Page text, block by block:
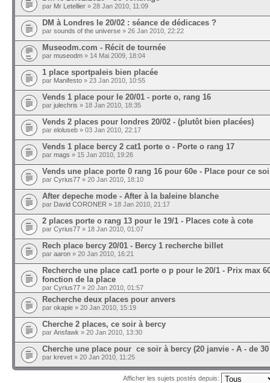
par Mr Letellier » 28 Jan 2010, 11:09
DM à Londres le 20/02 : séance de dédicaces ?
par sounds of the universe » 26 Jan 2010, 22:22
Museodm.com - Récit de tournée
par museodm » 14 Mai 2009, 18:04
1 place sportpaleis bien placée
par Manifesto » 23 Jan 2010, 10:55
Vends 1 place pour le 20/01 - porte o, rang 16
par julechris » 18 Jan 2010, 18:35
Vends 2 places pour londres 20/02 - (plutôt bien placées)
par eloluseb » 03 Jan 2010, 22:17
Vends 1 place bercy 2 cat1 porte o - Porte o rang 17
par mags » 15 Jan 2010, 19:26
Vends une place porte 0 rang 16 pour 60e - Place pour ce
par Cyrius77 » 20 Jan 2010, 18:10
After depeche mode - After à la baleine blanche
par David CORONER » 18 Jan 2010, 21:17
2 places porte o rang 13 pour le 19/1 - Places cote à cote
par Cyrius77 » 18 Jan 2010, 01:07
Rech place bercy 20/01 - Bercy 1 recherche billet
par aaron » 20 Jan 2010, 16:21
Recherche une place cat1 porte o p pour le 20/1 - Prix max
fonction de la place
par Cyrius77 » 20 Jan 2010, 01:57
Recherche deux places pour anvers
par okapie » 20 Jan 2010, 15:19
Cherche 2 places, ce soir à bercy
par Ansfawk » 20 Jan 2010, 13:30
Cherche une place pour ce soir à bercy (20 janvie - A - de
par krevet » 20 Jan 2010, 11:25
Afficher les sujets postés depuis: